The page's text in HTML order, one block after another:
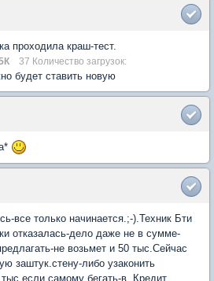
проходила краш-тест.
37 Количество загрузок:
будет ставить новую
все только начинается.;-).Техник Бти
отказалась-дело даже не в сумме-
не возьмет и 50 тыс.Сейчас
заштук.стену-либо узаконить
самому бегать-в. Кредит